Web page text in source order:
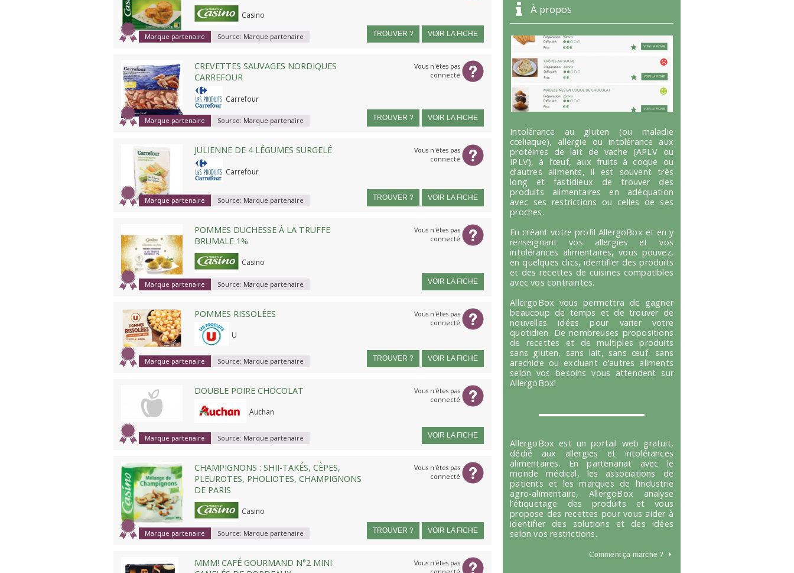
À propos
Intolérance au gluten (ou maladie
cœliaque), allergie ou intolérance aux
protéines de lait de vache (APLV ou
IPLV), à l’œuf, aux fruits à coque ou
d’autres aliments, il est souvent très
long et fastidieux de trouver des
produits alimentaires en adéquation
avec ses restrictions ou celles de ses
proches.
En créant votre profil AllergoBox et en y
renseignant vos allergies et vos
intolérances alimentaires, vous pouvez,
en quelques clics, identifier des produits
et des recettes de cuisines compatibles
avec vos contraintes.
AllergoBox vous permettra de gagner
beaucoup de temps et de trouver de
nouvelles idées pour varier votre
quotidien. De nombreuses propositions
de recettes et de multiples produits
sans gluten, sans lait, sans œuf, sans
arachide ou excluant d’autres aliments
selon vos besoins vous attendent sur
AllergoBox!
AllergoBox est un portail web gratuit,
dédié aux allergies et intolérances
alimentaires. En partenariat avec le
monde médical, les associations de
patients et les marques de l’industrie
agro-alimentaire, AllergoBox analyse
l’étiquetage des produits et vous
propose des recettes pour vous aider à
identifier des solutions et des idées
selon vos restrictions.
Comment ça marche ?
Casino
Marque partenaire Source: Marque partenaire TROUVER ? VOIR LA FICHE
CREVETTES SAUVAGES NORDIQUES
CARREFOUR
Carrefour
Marque partenaire Source: Marque partenaire TROUVER ?
Vous n'êtes pas
connecté
VOIR LA FICHE
JULIENNE DE 4 LÉGUMES SURGELÉ
Carrefour
Marque partenaire Source: Marque partenaire TROUVER ?
Vous n'êtes pas
connecté
VOIR LA FICHE
POMMES DUCHESSE À LA TRUFFE
BRUMALE 1%
Casino
Marque partenaire Source: Marque partenaire
Vous n'êtes pas
connecté
VOIR LA FICHE
POMMES RISSOLÉES
U
Marque partenaire Source: Marque partenaire TROUVER ?
Vous n'êtes pas
connecté
VOIR LA FICHE
DOUBLE POIRE CHOCOLAT
Auchan
Marque partenaire Source: Marque partenaire
Vous n'êtes pas
connecté
VOIR LA FICHE
CHAMPIGNONS : SHII-TAKÉS, CÈPES,
PLEUROTES, PHOLIOTES, CHAMPIGNONS
DE PARIS
Casino
Marque partenaire Source: Marque partenaire TROUVER ?
Vous n'êtes pas
connecté
VOIR LA FICHE
MMM! CAFÉ GOURMAND N°2 MINI
Vous n'êtes pas